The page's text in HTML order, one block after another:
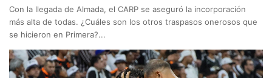
Con la llegada de Almada, el CARP se aseguró la incorporación
más alta de todas. ¿Cuáles son los otros traspasos onerosos que
se hicieron en Primera?...